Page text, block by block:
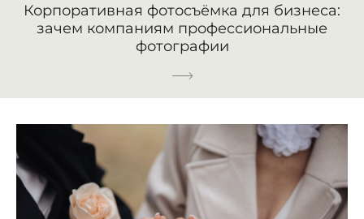
Корпоративная фотосъёмка для бизнеса:
зачем компаниям профессиональные
фотографии